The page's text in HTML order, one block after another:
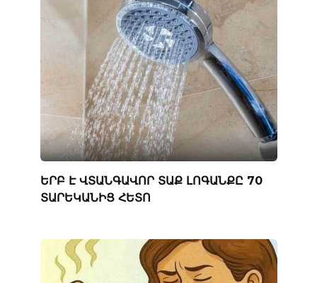
ԵՐԲ Է ՎՏԱՆԳԱՎՈՐ ՏԱՔ ԼՈԳԱՆՔԸ 70
ՏԱՐԵԿԱՆԻՑ ՀԵՏՈ